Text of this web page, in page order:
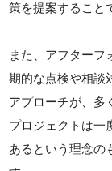
策を提案すること
また、アフターフ
期的な点検や相談
アプローチが、多
プロジェクトは一
あるという理念の